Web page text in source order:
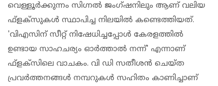
വെള്ളൂർക്കുന്നം സിഗ്നൽ ജംഗ്ഷനിലും ആണ് വലിയ
ഫ്‌ളക്‌സുകൾ സ്ഥാപിച്ച നിലയിൽ കണ്ടെത്തിയത്.
'വിഎസിന് സീറ്റ് നിഷേധിച്ചപ്പോൾ കേരളത്തിൽ
ഉണ്ടായ സാഹചര്യം ഓർത്താൽ നന്ന്' എന്നാണ്
ഫ്ളക്സിലെ വാചകം. വി ഡി സതീശൻ ചെയ്ത
പ്രവർത്തനങ്ങൾ നമ്പറുകൾ സഹിതം കാണിച്ചാണ്